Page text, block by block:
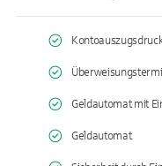
Geldautomat mit
Geldautomat